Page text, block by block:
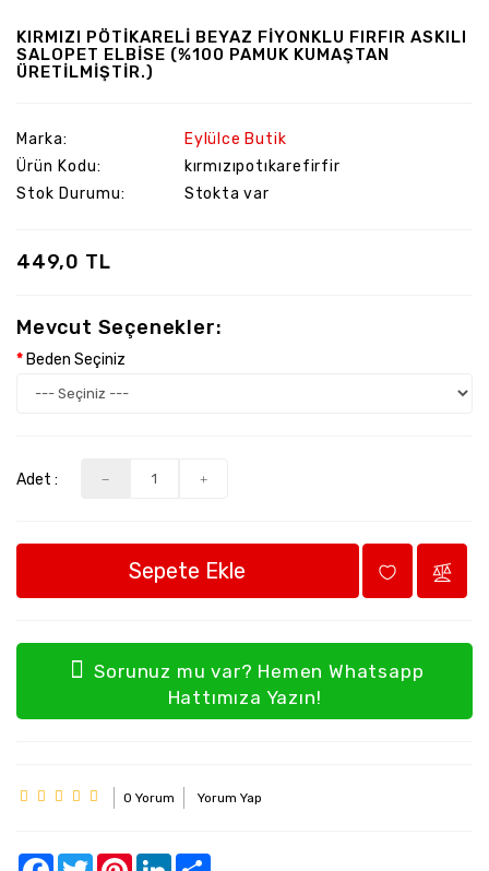
-
Kız
KIRMIZI PÖTİKARELİ BEYAZ FİYONKLU FIRFIR ASKILI
SALOPET ELBİSE (%100 PAMUK KUMAŞTAN
ÜRETİLMİŞTİR.)
Marka:
Eylülce Butik
Ürün Kodu:
kırmızıpotıkarefirfir
Stok Durumu:
Stokta var
449,0 TL
Mevcut Seçenekler:
Beden Seçiniz
Adet :
Sepete Ekle
Sorunuz mu var? Hemen Whatsapp
Hattımıza Yazın!
0 Yorum Yorum Yap